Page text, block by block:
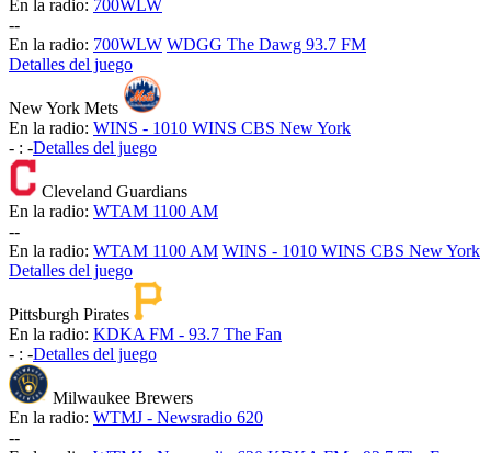
En la radio: 700WLW
--
En la radio: 700WLW WDGG The Dawg 93.7 FM
Detalles del juego
New York Mets
En la radio: WINS - 1010 WINS CBS New York
- : -Detalles del juego
Cleveland Guardians
En la radio: WTAM 1100 AM
--
En la radio: WTAM 1100 AM WINS - 1010 WINS CBS New York
Detalles del juego
Pittsburgh Pirates
En la radio: KDKA FM - 93.7 The Fan
- : -Detalles del juego
Milwaukee Brewers
En la radio: WTMJ - Newsradio 620
--